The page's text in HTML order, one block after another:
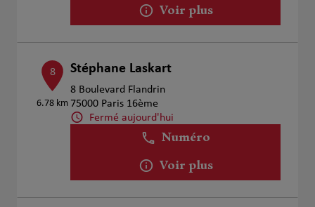
Voir plus
8
6.78 km
Stéphane Laskart
8 Boulevard Flandrin
75000 Paris 16ème
Fermé aujourd'hui
Numéro
Voir plus